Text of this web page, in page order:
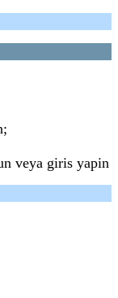
veya giris yapin